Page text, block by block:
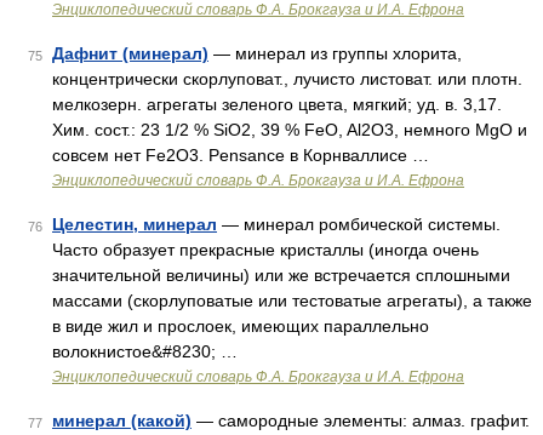
Энциклопедический словарь Ф.А. Брокгауза и И.А. Ефрона
75 Дафнит (минерал) — минерал из группы хлорита,
концентрически скорлуповат., лучисто листоват. или плотн.
мелкозерн. агрегаты зеленого цвета, мягкий; уд. в. 3,17.
Хим. сост.: 23 1/2 % SiO2, 39 % FeO, Al2О3, немного MgO и
совсем нет Fe2O3. Pensance в Корнваллисе …
Энциклопедический словарь Ф.А. Брокгауза и И.А. Ефрона
76 Целестин, минерал — минерал ромбической системы.
Часто образует прекрасные кристаллы (иногда очень
значительной величины) или же встречается сплошными
массами (скорлуповатые или тестоватые агрегаты), а также
в виде жил и прослоек, имеющих параллельно
волокнистое&#8230; …
Энциклопедический словарь Ф.А. Брокгауза и И.А. Ефрона
77 минерал (какой) — самородные элементы: алмаз. графит.